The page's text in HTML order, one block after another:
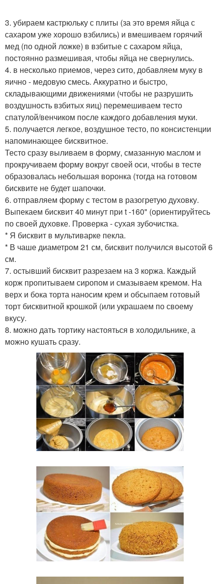
3. убираем кастрюльку с плиты (за это время яйца с
сахаром уже хорошо взбились) и вмешиваем горячий
мед (по одной ложке) в взбитые с сахаром яйца,
постоянно размешивая, чтобы яйца не свернулись.
4. в несколько приемов, через сито, добавляем муку в
яично - медовую смесь. Аккуратно и быстро,
складывающими движениями (чтобы не разрушить
воздушность взбитых яиц) перемешиваем тесто
спатулой/венчиком после каждого добавления муки.
5. получается легкое, воздушное тесто, по консистенции
напоминающее бисквитное.
Тесто сразу выливаем в форму, смазанную маслом и
прокручиваем форму вокруг своей оси, чтобы в тесте
образовалась небольшая воронка (тогда на готовом
бисквите не будет шапочки.
6. отправляем форму с тестом в разогретую духовку.
Выпекаем бисквит 40 минут при t -160" (ориентируйтесь
по своей духовке. Проверка - сухая зубочистка.
* Я бисквит в мультиварке пекла.
* В чаше диаметром 21 см, бисквит получился высотой 6
см.
7. остывший бисквит разрезаем на 3 коржа. Каждый
корж пропитываем сиропом и смазываем кремом. На
верх и бока торта наносим крем и обсыпаем готовый
торт бисквитной крошкой (или украшаем по своему
вкусу.
8. можно дать тортику настояться в холодильнике, а
можно кушать сразу.